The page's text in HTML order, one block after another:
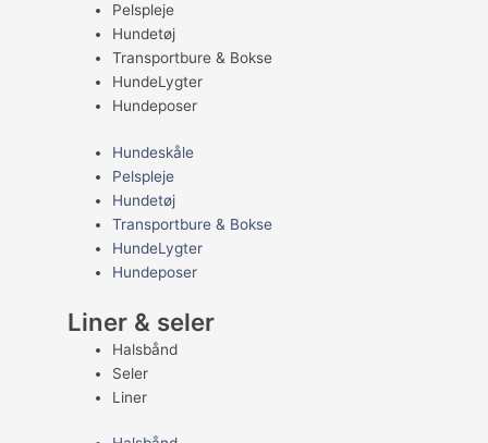
Pelspleje
Hundetøj
Transportbure & Bokse
HundeLygter
Hundeposer
Hundeskåle
Pelspleje
Hundetøj
Transportbure & Bokse
HundeLygter
Hundeposer
Liner & seler
Halsbånd
Seler
Liner